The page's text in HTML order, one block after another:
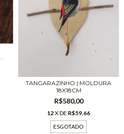
TANGARAZINHO | MOLDURA
18X18CM
R$580,00
12X DE R$59,66
ESGOTADO